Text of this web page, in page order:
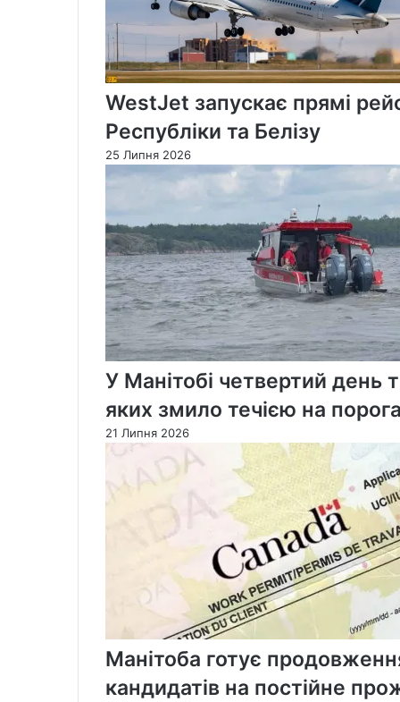
WestJet запускає прямі
Республіки та Белізу
25 Липня 2026
У Манітобі четвертий день
яких змило течією на
21 Липня 2026
Манітоба готує
кандидатів на постійне